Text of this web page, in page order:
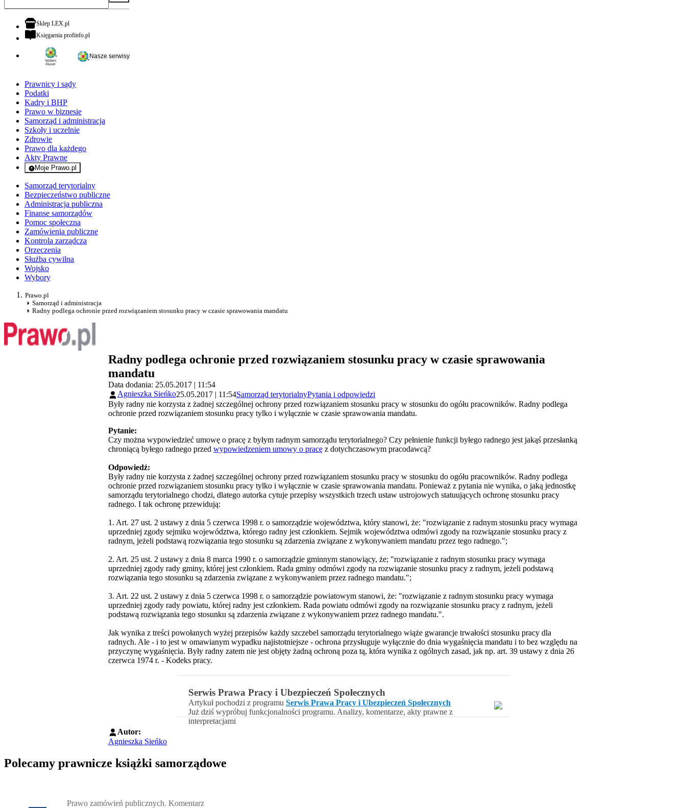
Sklep LEX.plotwiera się w nowej karcie
Księgarnia profinfo.plotwiera się w nowej karcie
Nasze serwisy
Prawnicy i sądy
Podatki
Kadry i BHP
Prawo w biznesie
Samorząd i administracja
Szkoły i uczelnie
Zdrowie
Prawo dla każdego
Akty Prawne
Moje Prawo.pl
- rejestracja i logowanie do serwisu
Samorząd terytorialny
Bezpieczeństwo publiczne
Administracja publiczna
Finanse samorządów
Pomoc społeczna
Zamówienia publiczne
Kontrola zarządcza
Orzeczenia
Służba cywilna
Wojsko
Wybory
Prawo.pl
Samorząd i administracja
Radny podlega ochronie przed rozwiązaniem stosunku pracy w czasie sprawowania mandatu
Radny podlega ochronie przed rozwiązaniem stosunku pracy w czasie sprawowania
mandatu
Data dodania: 25.05.2017 | 11:54
Agnieszka Sieńko25.05.2017 | 11:54Samorząd terytorialnyPytania i odpowiedzi
Były radny nie korzysta z żadnej szczególnej ochrony przed rozwiązaniem stosunku pracy w stosunku do ogółu pracowników. Radny podlega
ochronie przed rozwiązaniem stosunku pracy tylko i wyłącznie w czasie sprawowania mandatu.
Pytanie:
Czy można wypowiedzieć umowę o pracę z byłym radnym samorządu terytorialnego? Czy pełnienie funkcji byłego radnego jest jakąś przesłanką
chroniącą byłego radnego przed wypowiedzeniem umowy o pracę z dotychczasowym pracodawcą?
Odpowiedź:
Były radny nie korzysta z żadnej szczególnej ochrony przed rozwiązaniem stosunku pracy w stosunku do ogółu pracowników. Radny podlega
ochronie przed rozwiązaniem stosunku pracy tylko i wyłącznie w czasie sprawowania mandatu. Ponieważ z pytania nie wynika, o jaką jednostkę
samorządu terytorialnego chodzi, dlatego autorka cytuje przepisy wszystkich trzech ustaw ustrojowych statuujących ochronę stosunku pracy
radnego. I tak ochronę przewidują:
1. Art. 27 ust. 2 ustawy z dnia 5 czerwca 1998 r. o samorządzie województwa, który stanowi, że: "rozwiązanie z radnym stosunku pracy wymaga
uprzedniej zgody sejmiku województwa, którego radny jest członkiem. Sejmik województwa odmówi zgody na rozwiązanie stosunku pracy z
radnym, jeżeli podstawą rozwiązania tego stosunku są zdarzenia związane z wykonywaniem mandatu przez tego radnego.";
2. Art. 25 ust. 2 ustawy z dnia 8 marca 1990 r. o samorządzie gminnym stanowiący, że; "rozwiązanie z radnym stosunku pracy wymaga
uprzedniej zgody rady gminy, której jest członkiem. Rada gminy odmówi zgody na rozwiązanie stosunku pracy z radnym, jeżeli podstawą
rozwiązania tego stosunku są zdarzenia związane z wykonywaniem przez radnego mandatu.";
3. Art. 22 ust. 2 ustawy z dnia 5 czerwca 1998 r. o samorządzie powiatowym stanowi, że: "rozwiązanie z radnym stosunku pracy wymaga
uprzedniej zgody rady powiatu, której radny jest członkiem. Rada powiatu odmówi zgody na rozwiązanie stosunku pracy z radnym, jeżeli
podstawą rozwiązania tego stosunku są zdarzenia związane z wykonywaniem przez radnego mandatu.".
Jak wynika z treści powołanych wyżej przepisów każdy szczebel samorządu terytorialnego wiąże gwarancje trwałości stosunku pracy dla
radnych. Ale - i to jest w omawianym wypadku najistotniejsze - ochrona przysługuje wyłącznie do dnia wygaśnięcia mandatu i to bez względu na
przyczynę wygaśnięcia. Były radny zatem nie jest objęty żadną ochroną poza tą, która wynika z ogólnych zasad, jak np. art. 39 ustawy z dnia 26
czerwca 1974 r. - Kodeks pracy.
Serwis Prawa Pracy i Ubezpieczeń Społecznych
Artykuł pochodzi z programu Serwis Prawa Pracy i Ubezpieczeń Społecznych
Już dziś wypróbuj funkcjonalności programu. Analizy, komentarze, akty prawne z
interpretacjami
Autor:
Agnieszka Sieńko
Polecamy prawnicze książki samorządowe
Prawo zamówień publicznych. Komentarz